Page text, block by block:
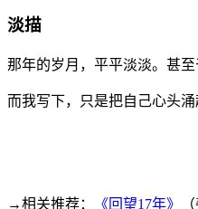
淡描
那年的岁月，平平淡淡。甚
而我写下，只是把自己心头涌
→相关推荐： 《回望17年》